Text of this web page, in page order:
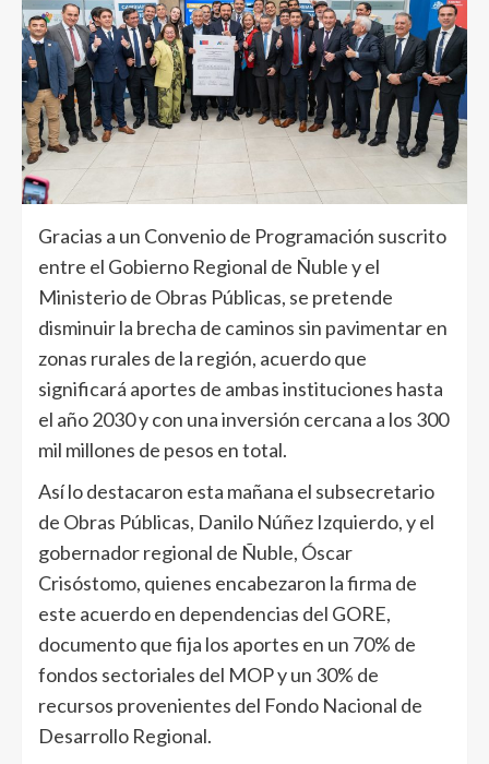
Gracias a un Convenio de Programación suscrito
entre el Gobierno Regional de Ñuble y el
Ministerio de Obras Públicas, se pretende
disminuir la brecha de caminos sin pavimentar en
zonas rurales de la región, acuerdo que
significará aportes de ambas instituciones hasta
el año 2030 y con una inversión cercana a los 300
mil millones de pesos en total.
Así lo destacaron esta mañana el subsecretario
de Obras Públicas, Danilo Núñez Izquierdo, y el
gobernador regional de Ñuble, Óscar
Crisóstomo, quienes encabezaron la firma de
este acuerdo en dependencias del GORE,
documento que fija los aportes en un 70% de
fondos sectoriales del MOP y un 30% de
recursos provenientes del Fondo Nacional de
Desarrollo Regional.